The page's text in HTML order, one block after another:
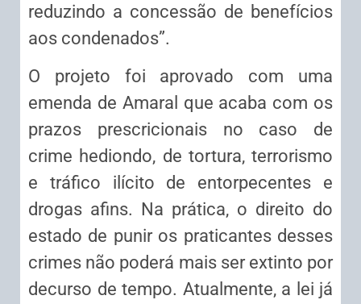
reduzindo a concessão de benefícios
aos condenados”.
O projeto foi aprovado com uma
emenda de Amaral que acaba com os
prazos prescricionais no caso de
crime hediondo, de tortura, terrorismo
e tráfico ilícito de entorpecentes e
drogas afins. Na prática, o direito do
estado de punir os praticantes desses
crimes não poderá mais ser extinto por
decurso de tempo. Atualmente, a lei já